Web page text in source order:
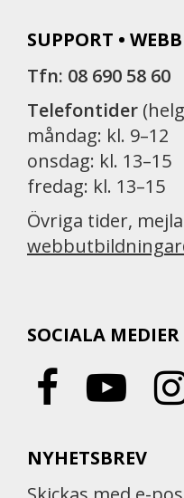
SUPPORT •
Tfn: 08 690 58 60
Telefontider
måndag: kl. 9–12
onsdag: kl. 13–15
fredag: kl. 13–15
Övriga tider,
SOCIALA MEDIER
NYHETSBREV